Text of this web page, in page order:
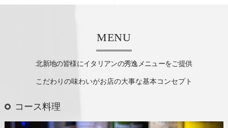
北新地の皆様にイタリアンの秀逸メニューをご提供
MENU
こだわりの味わいがお店の大事な基本コンセプト
コース料理